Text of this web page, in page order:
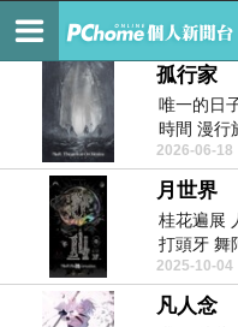
循環 - 永劫墜世
孤行家
唯一的日
時間 漫行
2026-06-18
月世界
桂花遍展
打頭牙 舞
2025-10-04
凡人念